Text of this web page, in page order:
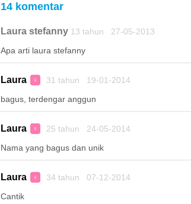
14 komentar
Laura stefanny13 tahun 27-05-2013
Apa arti laura stefanny
Laura ♀ 31 tahun 19-01-2014
bagus, terdengar anggun
Laura ♀ 25 tahun 24-05-2014
Nama yang bagus dan unik
Laura ♀ 34 tahun 07-12-2014
Cantik